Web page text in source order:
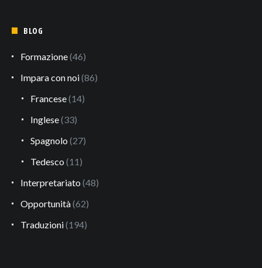
BLOG
Formazione(46)
Impara con noi(86)
Francese(14)
Inglese(33)
Spagnolo (27)
Tedesco (11)
Interpretariato (48)
Opportunità(62)
Traduzioni(194)